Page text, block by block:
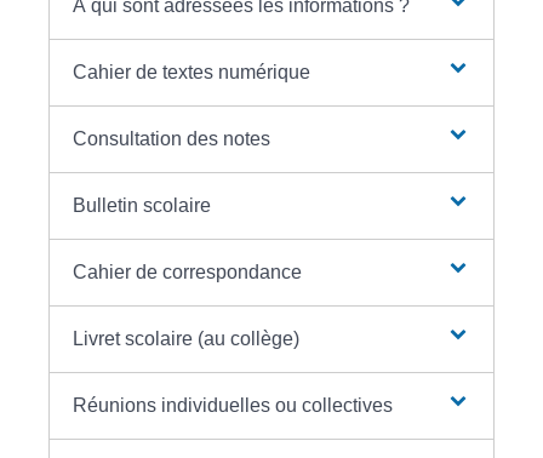
À qui sont adressées les informations ?
Cahier de textes numérique
Consultation des notes
Bulletin scolaire
Cahier de correspondance
Livret scolaire (au collège)
Réunions individuelles ou collectives